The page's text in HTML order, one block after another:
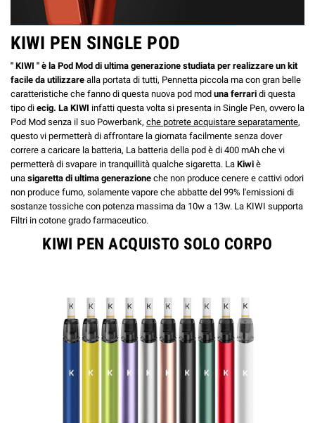
KIWI PEN SINGLE POD
" KIWI " è la Pod Mod di ultima generazione studiata per realizzare un kit
facile da utilizzare alla portata di tutti, Pennetta piccola ma con gran belle
caratteristiche che fanno di questa nuova pod mod una ferrari di questa
tipo di ecig. La KIWI infatti questa volta si presenta in Single Pen, ovvero la
Pod Mod senza il suo Powerbank, che potrete acquistare separatamente,
questo vi permetterà di affrontare la giornata facilmente senza dover
correre a caricare la batteria, La batteria della pod è di 400 mAh che vi
permetterà di svapare in tranquillità qualche sigaretta. La Kiwi è
una sigaretta di ultima generazione che non produce cenere e cattivi odori
non produce fumo, solamente vapore che abbatte del 99% l'emissioni di
sostanze tossiche con potenza massima da 10w a 13w. La KIWI supporta
Filtri in cotone grado farmaceutico.
KIWI PEN ACQUISTO SOLO CORPO